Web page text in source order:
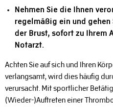
Nehmen Sie die Ihnen
regelmäßig ein und gehen
der Brust, sofort zu Ihrem
Notarzt.
Achten Sie auf sich und Ihren
verlangsamt, wird dies häufig
verursacht. Mit sportlicher
(Wieder-)Auftreten einer